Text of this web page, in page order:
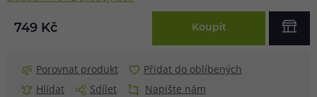
749 Kč Koupit
Porovnat produkt
Přidat do oblíbených
Hlídat
Sdílet Napište nám